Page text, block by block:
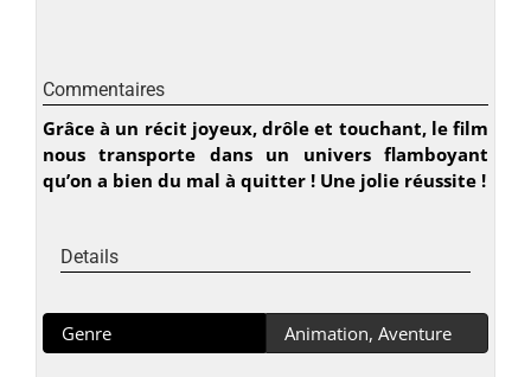
Commentaires
Grâce à un récit joyeux, drôle et touchant, le film
nous transporte dans un univers flamboyant
qu’on a bien du mal à quitter ! Une jolie réussite !
Details
Genre Animation, Aventure